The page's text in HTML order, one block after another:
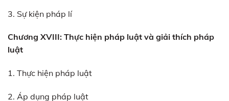
3. Sự kiện pháp lí
Chương XVIII: Thực hiện pháp luật và giải thích pháp
luật
1. Thực hiện pháp luật
2. Áp dụng pháp luật